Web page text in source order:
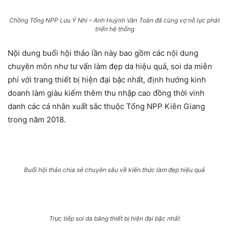
Chồng Tổng NPP Lưu Ý Nhi – Anh Huỳnh Văn Toàn đã cùng vợ nỗ lực phát
triển hệ thống
Nội dung buổi hội thảo lần này bao gồm các nội dung
chuyên môn như tư vấn làm đẹp da hiệu quả, soi da miễn
phí với trang thiết bị hiện đại bậc nhất, định hướng kinh
doanh làm giàu kiếm thêm thu nhập cao đồng thời vinh
danh các cá nhân xuất sắc thuộc Tổng NPP Kiên Giang
trong năm 2018.
Buổi hội thảo chia sẻ chuyên sâu về kiến thức làm đẹp hiệu quả
Trực tiếp soi da bằng thiết bị hiện đại bậc nhất